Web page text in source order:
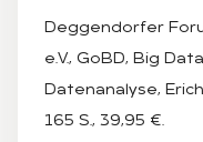
Deggendorfer
e.V., GoBD, Big
Datenanalyse,
165 S., 39,95 €.